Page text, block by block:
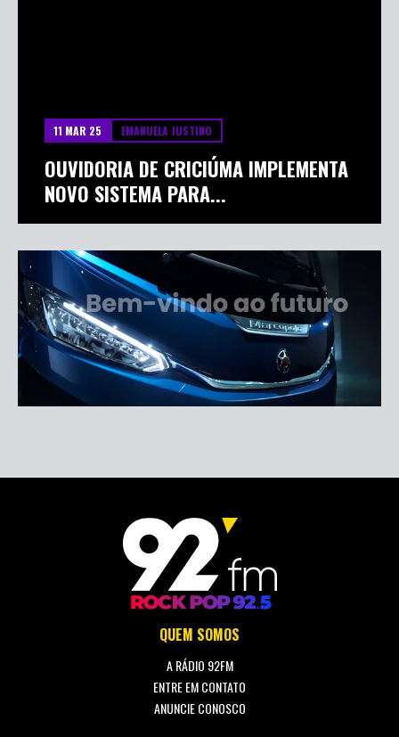
11 MAR 25 EMANUELA JUSTINO
OUVIDORIA DE CRICIÚMA IMPLEMENTA
NOVO SISTEMA PARA...
QUEM SOMOS
A RÁDIO 92FM
ENTRE EM CONTATO